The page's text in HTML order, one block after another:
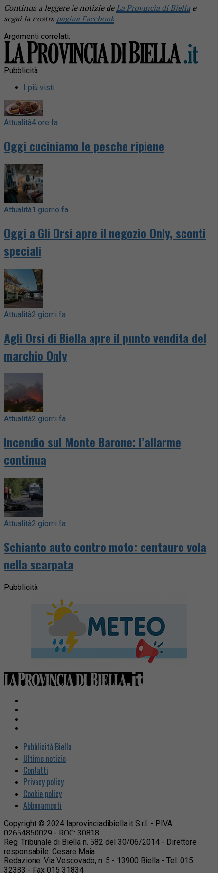
Continua a leggere le notizie deLa Provincia di Biella e
segui la nostra pagina Facebook
Argomenti correlati:
Pubblicità
I più visti
Attualità4 ore fa
Oggi cuciniamo le pesche ripiene
Attualità1 giorno fa
Oggi a Gli Orsi apre il negozio Only, sconti
speciali
Attualità2 giorni fa
Agli Orsi di Biella apre il punto vendita del
marchio Only
Attualità2 giorni fa
Incendio sul Monte Barone: l’allarme
continua
Attualità2 giorni fa
Schianto auto contro moto: centauro vola
nella scarpata
Pubblicità
Pubblicità Biella
Ultime notizie
Contatti
Privacy policy
Cookie policy
Abbonamenti
Copyright © 2024 laprovinciadibiella.it S.r.l. - P.IVA:
02654850029 - ROC: 30818
Reg. Tribunale di Biella n. 582 del 30/06/2014 - Direttore
responsabile: Cesare Maia
Redazione: Via Vescovado, n. 5 - 13900 Biella - Tel. 015
32383 - Fax 015 31834